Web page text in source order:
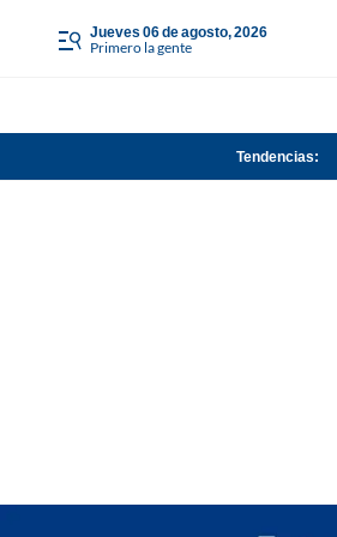
jueves 06 de agosto, 2026
Primero la gente
Tendencias: